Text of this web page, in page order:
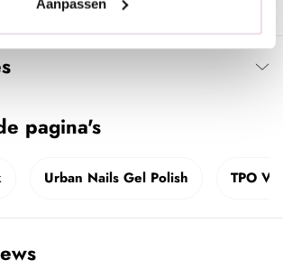
Aanpassen
pagina's
Urban Nails Gel Polish TPO